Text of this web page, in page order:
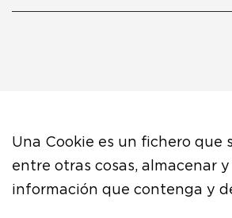
Una Cookie es un fichero que
entre otras cosas, almacenar
información que contenga y